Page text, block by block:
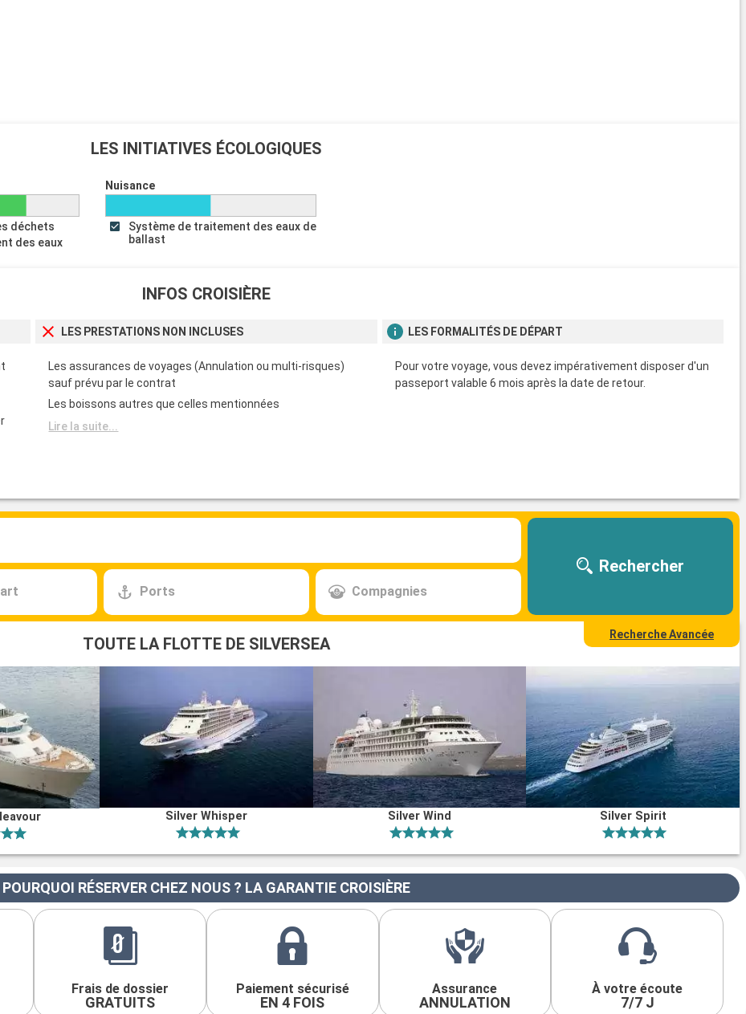
ses
Le port de
en
luxe types yacht
19:00
Départ
21:00
LES INITIATIVES ÉCOLOGIQUES
déchets
des eaux
Nuisance
Système de traitement des eaux de
ballast
INFOS CROISIÈRE
LES PRESTATIONS NON INCLUSES
Les assurances de voyages (Annulation ou multi-risques)
sauf prévu par le contrat
Les boissons autres que celles mentionnées
Lire la suite...
LES FORMALITÉS DE DÉPART
Pour votre voyage, vous devez impérativement disposer d'un
passeport valable 6 mois après la date de retour.
Ports Compagnies
Rechercher
Recherche Avancée
TOUTE LA FLOTTE DE SILVERSEA
Silver Whisper Silver Wind Silver Spirit
POURQUOI RÉSERVER CHEZ NOUS ? LA GARANTIE CROISIÈRE
Frais de dossier
GRATUITS
Paiement sécurisé
EN 4 FOIS
Assurance
ANNULATION
À votre écoute
7/7 J